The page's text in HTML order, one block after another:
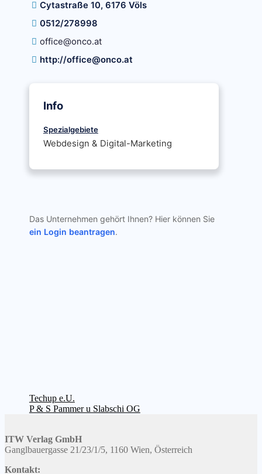
Cytastraße 10, 6176 Völs
0512/278998
office@onco.at
http://office@onco.at
Info
Spezialgebiete
Webdesign & Digital-Marketing
Das Unternehmen gehört Ihnen? Hier können Sie
ein Login beantragen.
Beitragsnavigation
Vorheriger
Beitrag:
Techup e.U.
Nächster
P & S Pammer u Slabschi OG
ITW Verlag GmbH
Ganglbauergasse 21/23/1/5, 1160 Wien, Österreich
Kontakt: